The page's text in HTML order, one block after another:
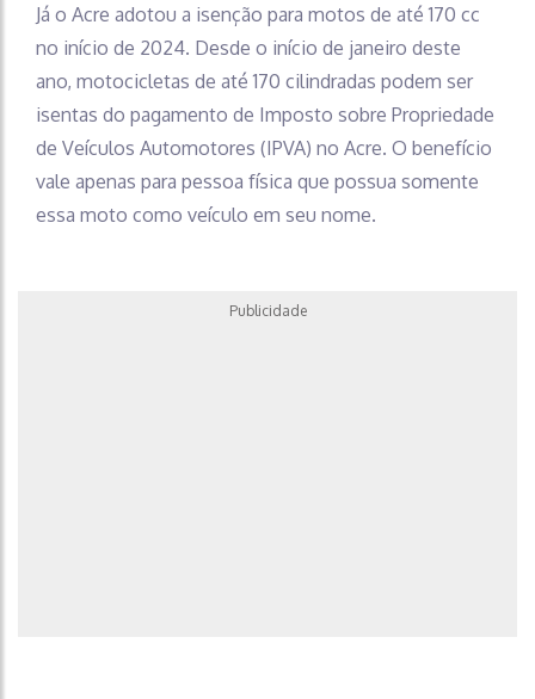
Já o Acre adotou a isenção para motos de até 170 cc
no início de 2024. Desde o início de janeiro deste
ano, motocicletas de até 170 cilindradas podem ser
isentas do pagamento de Imposto sobre Propriedade
de Veículos Automotores (IPVA) no Acre. O benefício
vale apenas para pessoa física que possua somente
essa moto como veículo em seu nome.
Publicidade